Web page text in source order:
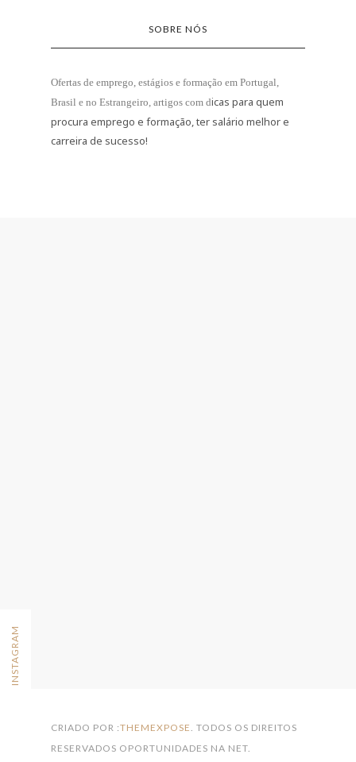
SOBRE NÓS
Ofertas de emprego, estágios e formação em Portugal,
Brasil e no Estrangeiro, artigos com dicas para quem
procura emprego e formação, ter salário melhor e
carreira de sucesso!
FOLLOW ON INSTAGRAM CRIADO POR :THEMEXPOSE. TODOS OS DIREITOS
RESERVADOS OPORTUNIDADES NA NET.